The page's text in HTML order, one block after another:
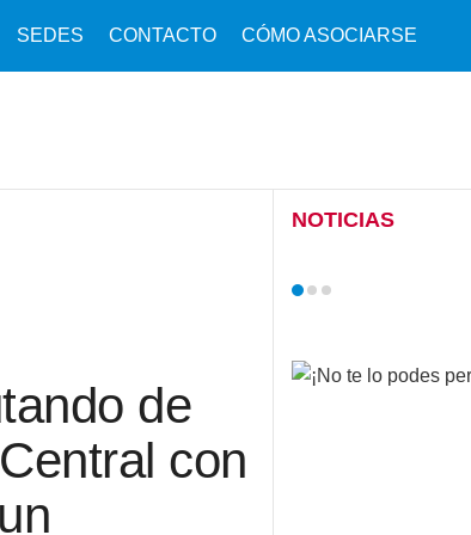
SEDES CONTACTO CÓMO ASOCIARSE
de
con
NOTICIAS